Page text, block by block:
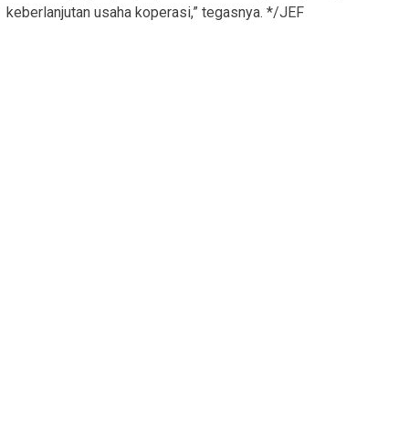
keberlanjutan usaha koperasi,” tegasnya. */JEF